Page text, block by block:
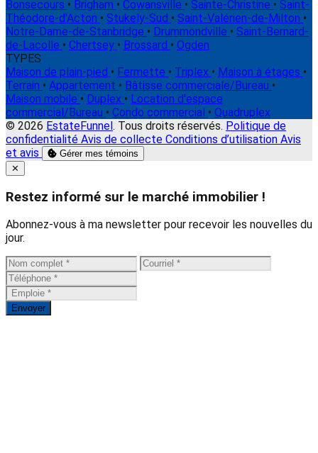
Bonsecours • Brigham • Cowansville • Sainte-Christine • Saint-
Théodore-d'Acton • Stukely-Sud • Saint-Valérien-de-Milton •
Notre-Dame-de-Stanbridge • Drummondville • Saint-Bernard-
de-Lacolle • Chertsey • Brossard • Ogden
TYPES
Maison de plain-pied • Fermette • Triplex • Maison à étages •
Terrain • Appartement • Bâtisse commerciale/Bureau •
Maison mobile • Duplex • Location d'espace
commercial/Bureau • Condo commercial • Quadruplex
© 2026 EstateFunnel. Tous droits réservés. Politique de
confidentialité Avis de collecte Conditions d’utilisation Avis
et avis
Gérer mes témoins
Close
✕
Restez informé sur le marché immobilier !
Abonnez-vous à ma newsletter pour recevoir les nouvelles du
jour.
Envoyer